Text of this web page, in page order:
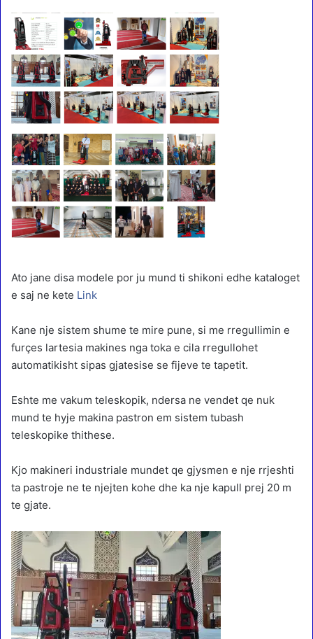
Ato jane disa modele por ju mund ti shikoni edhe kataloget
e saj ne kete Link
Kane nje sistem shume te mire pune, si me rregullimin e
furçes lartesia makines nga toka e cila rregullohet
automatikisht sipas gjatesise se fijeve te tapetit.
Eshte me vakum teleskopik, ndersa ne vendet qe nuk
mund te hyje makina pastron em sistem tubash
teleskopike thithese.
Kjo makineri industriale mundet qe gjysmen e nje rrjeshti
ta pastroje ne te njejten kohe dhe ka nje kapull prej 20 m
te gjate.